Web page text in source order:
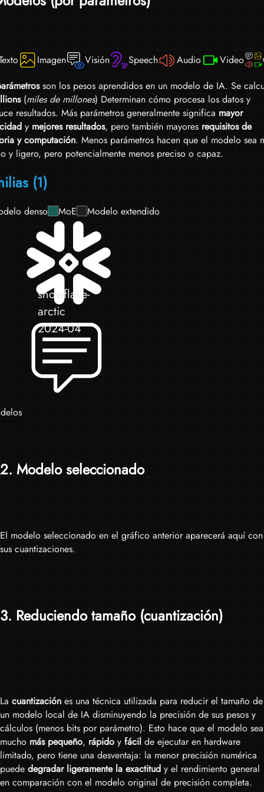
Imagen Visión Speech Audio Video
son los pesos aprendidos en un modelo de IA. Se
(miles de millones) Determinan cómo procesa los datos y
resultados. Más parámetros generalmente significa mayor
y mejores resultados, pero también mayores requisitos de
y computación. Menos parámetros hacen que el modelo sea
y ligero, pero potencialmente menos preciso o capaz.
(1)
denso MoE Modelo extendido
snowflake-
arctic
2024-04
2. Modelo seleccionado
El modelo seleccionado en el gráfico anterior aparecerá aquí con
sus cuantizaciones.
3. Reduciendo tamaño (cuantización)
La cuantización es una técnica utilizada para reducir el tamaño de
un modelo local de IA disminuyendo la precisión de sus pesos y
cálculos (menos bits por parámetro). Esto hace que el modelo sea
mucho más pequeño, rápido y fácil de ejecutar en hardware
limitado, pero tiene una desventaja: la menor precisión numérica
puede degradar ligeramente la exactitud y el rendimiento general
en comparación con el modelo original de precisión completa.